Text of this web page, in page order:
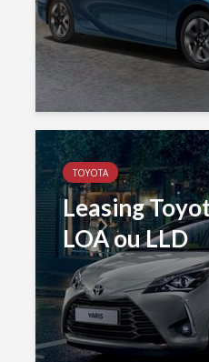
TOYOTA
Leasing
LOA ou LLD